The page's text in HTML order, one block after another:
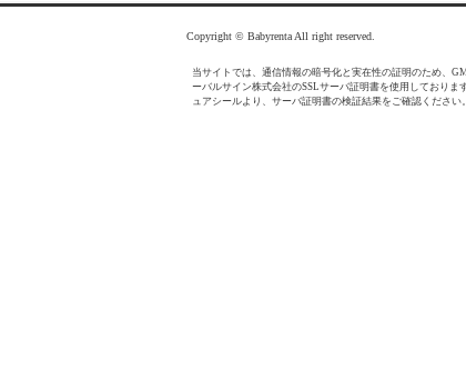
Copyright © Babyrenta All right reserved.
当サイトでは、通信情報の暗号化と実在性の証明のため、
ーバルサイン株式会社のSSLサーバ証明書を使用しておりま
ュアシールより、サーバ証明書の検証結果をご確認ください。